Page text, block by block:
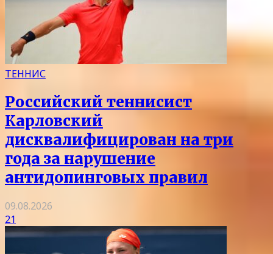
ТЕННИС
Российский теннисист
Карловский
дисквалифицирован на три
года за нарушение
антидопинговых правил
09.08.2026
21